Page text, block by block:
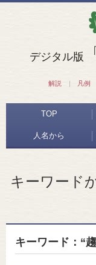
デジタル版
解説 凡例
TOP
人名から
キーワード
キーワード：“